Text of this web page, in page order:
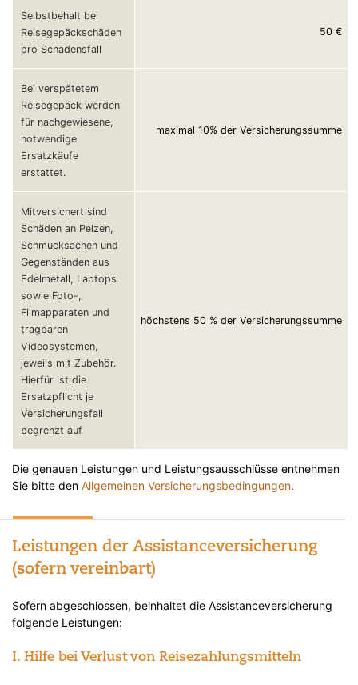
Selbstbehalt bei
Reisegepäckschäden
pro Schadensfall
50 €
Bei verspätetem
Reisegepäck werden
für nachgewiesene,
notwendige
Ersatzkäufe
erstattet.
maximal 10% der Versicherungssumme
Mitversichert sind
Schäden an Pelzen,
Schmucksachen und
Gegenständen aus
Edelmetall, Laptops
sowie Foto-,
Filmapparaten und
tragbaren
Videosystemen,
jeweils mit Zubehör.
Hierfür ist die
Ersatzpflicht je
Versicherungsfall
begrenzt auf
höchstens 50 % der Versicherungssumme
Die genauen Leistungen und Leistungsausschlüsse entnehmen
Sie bitte den Allgemeinen Versicherungsbedingungen.
Leistungen der Assistanceversicherung
(sofern vereinbart)
Sofern abgeschlossen, beinhaltet die Assistanceversicherung
folgende Leistungen:
I. Hilfe bei Verlust von Reisezahlungsmitteln